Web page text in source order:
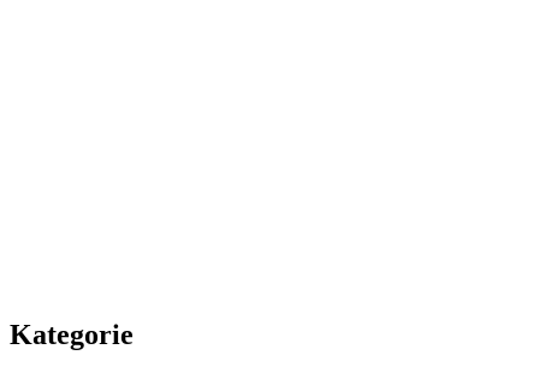
Kategorie